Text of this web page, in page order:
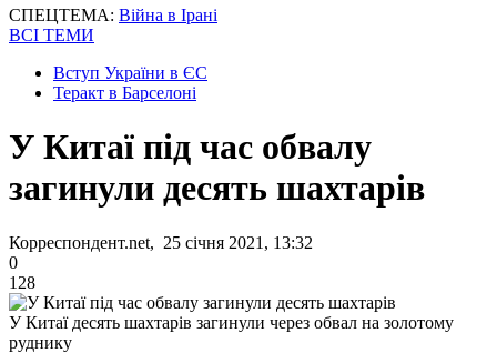
СПЕЦТЕМА: Війна в Ірані
ВСІ ТЕМИ
Вступ України в ЄС
Теракт в Барселоні
У Китаї під час обвалу
загинули десять шахтарів
Корреспондент.net, 25 січня 2021, 13:32
0
128
У Китаї десять шахтарів загинули через обвал на золотому
руднику